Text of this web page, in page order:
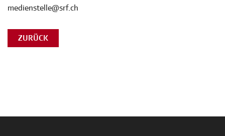
medienstelle@srf.ch
ZURÜCK